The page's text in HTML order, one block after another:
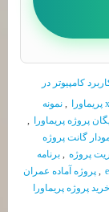
كامپيوتر در
, نمونه
پروژه پريماورا
,
گانت پروژه
پروژه , برنامه
, پروژه آماده عمران
خريد پروژه پريماورا